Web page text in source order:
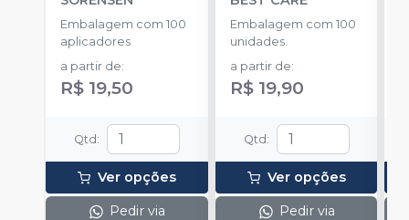
Embalagem com 100
aplicadores
a partir de:
R$ 19,50
Qtd :
Ver opções
Pedir via
Embalagem com 100
unidades.
a partir de:
R$ 19,90
Qtd :
Ver opções
Pedir via